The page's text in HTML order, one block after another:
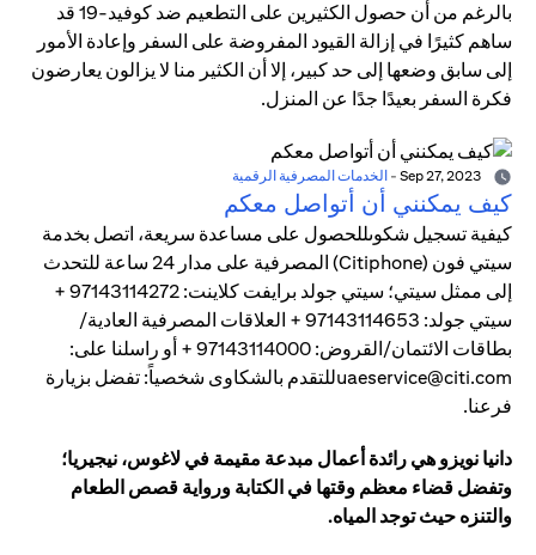
بالرغم من أن حصول الكثيرين على التطعيم ضد كوفيد-19 قد
ساهم كثيرًا في إزالة القيود المفروضة على السفر وإعادة الأمور
إلى سابق وضعها إلى حد كبير، إلا أن الكثير منا لا يزالون يعارضون
فكرة السفر بعيدًا جدًا عن المنزل.
- الخدمات المصرفية الرقمية
كيف يمكنني أن أتواصل معكم
كيفية تسجيل شكوىللحصول على مساعدة سريعة، اتصل بخدمة
سيتي فون (Citiphone) المصرفية على مدار 24 ساعة للتحدث
إلى ممثل سيتي؛ سيتي جولد برايفت كلاينت: 97143114272 +
سيتي جولد: 97143114653 + العلاقات المصرفية العادية/
بطاقات الائتمان/القروض: 97143114000 + أو راسلنا على:
uaeservice@citi.comللتقدم بالشكاوى شخصياً: تفضل بزيارة
فرعنا.
دانيا نويزو هي رائدة أعمال مبدعة مقيمة في لاغوس، نيجيريا؛
وتفضل قضاء معظم وقتها في الكتابة ورواية قصص الطعام
والتنزه حيث توجد المياه.